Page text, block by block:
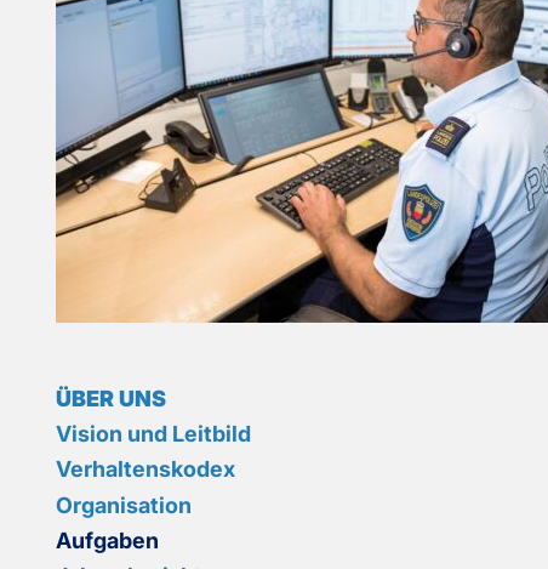
ÜBER UNS
Vision und Leitbild
Verhaltenskodex
Organisation
Aufgaben